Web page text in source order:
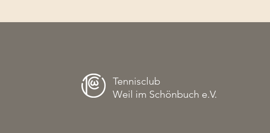
Tennisclub
Weil im Schönbuch e.V.